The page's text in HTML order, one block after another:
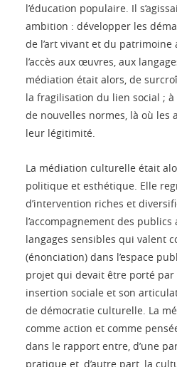
l’éducation populaire. Il
ambition : développer les
de l’art vivant et du
l’accès aux œuvres, aux
médiation était alors, de
la fragilisation du lien social ;
de nouvelles normes, là où les
leur légitimité.
La médiation culturelle était
politique et esthétique. Elle
d’intervention riches et
l’accompagnement des
langages sensibles qui valent
(énonciation) dans l’espace
projet qui devait être porté par
insertion sociale et son
de démocratie culturelle. La
comme action et comme
dans le rapport entre, d’une
pratique et, d’autre part, la